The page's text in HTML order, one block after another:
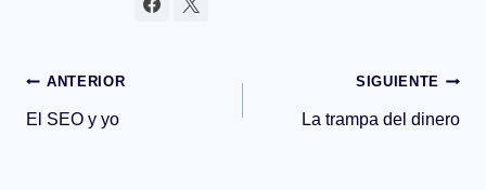
Navegación
ANTERIOR
El SEO y yo
SIGUIENTE
La trampa del dinero